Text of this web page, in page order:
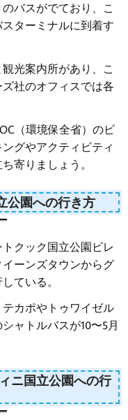
バスがでており、こ
ターミナルに到着す
光案内所があり、こ
社のオフィスでは各
（環境保全省）のビ
グやアクティビティ
寄りましょう。
公園への行き方
クック国立公園ビレ
ーンズタウンからグ
ている。
カポやトゥワイゼル
ャトルバスが10〜5月
ニ国立公園への行